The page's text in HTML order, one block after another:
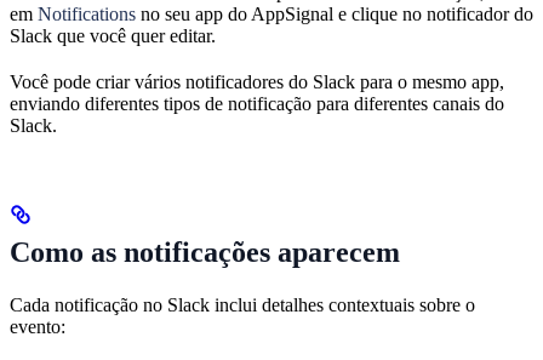
em Notifications no seu app do AppSignal e clique no notificador do
Slack que você quer editar.
Você pode criar vários notificadores do Slack para o mesmo app,
enviando diferentes tipos de notificação para diferentes canais do
Slack.
Como as notificações aparecem
Cada notificação no Slack inclui detalhes contextuais sobre o
evento: